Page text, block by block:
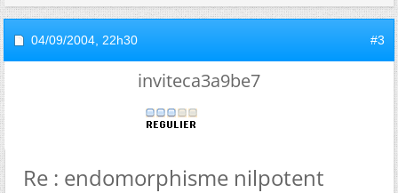
04/09/2004, 22h30 #3
inviteca3a9be7
Re : endomorphisme nilpotent